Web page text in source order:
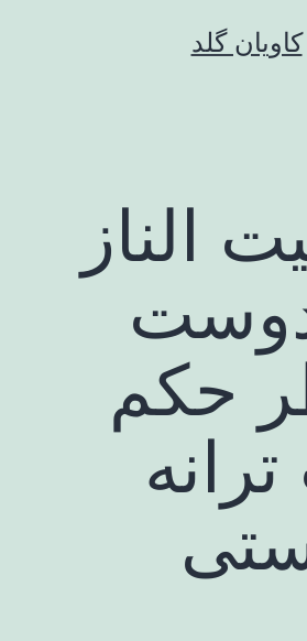
کاویان گلد
الناز
حکم